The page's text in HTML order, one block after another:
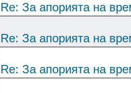
Re: За апорията на
Re: За апорията на
Re: За апорията на